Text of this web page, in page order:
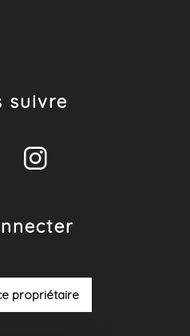
suivre
propriétaire